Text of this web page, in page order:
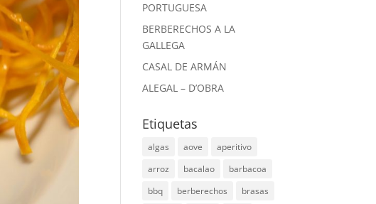
PORTUGUESA
BERBERECHOS A LA
GALLEGA
CASAL DE ARMÁN
ALEGAL – D’OBRA
Etiquetas
algas aove
aperitivo
arroz
bacalao
barbacoa
bbq
berberechos
brasas